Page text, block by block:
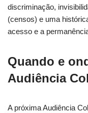
discriminação,
(censos) e uma
acesso e a
Quando e
Audiência
A próxima Audiência